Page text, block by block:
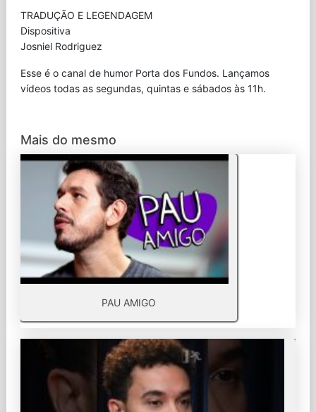
TRADUÇÃO E LEGENDAGEM
Dispositiva
Josniel Rodriguez
Esse é o canal de humor Porta dos Fundos. Lançamos
vídeos todas as segundas, quintas e sábados às 11h.
Mais do mesmo
PAU AMIGO